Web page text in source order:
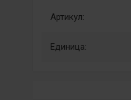
Артикул:
Единица: